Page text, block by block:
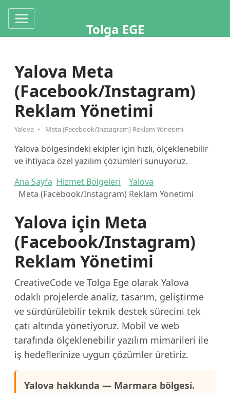
Tolga EGE
Yalova Meta
(Facebook/Instagram)
Reklam Yönetimi
Yalova Meta (Facebook/Instagram) Reklam Yönetimi
Yalova bölgesindeki ekipler için hızlı, ölçeklenebilir
ve ihtiyaca özel yazılım çözümleri sunuyoruz.
Ana Sayfa Hizmet Bölgeleri
Yalova
Meta (Facebook/Instagram) Reklam Yönetimi
Yalova için Meta
(Facebook/Instagram)
Reklam Yönetimi
CreativeCode ve Tolga Ege olarak Yalova
odaklı projelerde analiz, tasarım, geliştirme
ve sürdürülebilir teknik destek sürecini tek
çatı altında yönetiyoruz. Mobil ve web
tarafında ölçeklenebilir yazılım mimarileri ile
iş hedeflerinize uygun çözümler üretiriz.
Yalova hakkında — Marmara bölgesi.